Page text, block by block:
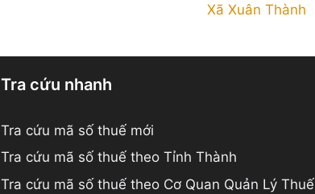
Xã Xuân Thành
Tra cứu nhanh
Tra cứu mã số thuế mới
Tra cứu mã số thuế theo Tỉnh Thành
Tra cứu mã số thuế theo Cơ Quan Quản Lý Thuế